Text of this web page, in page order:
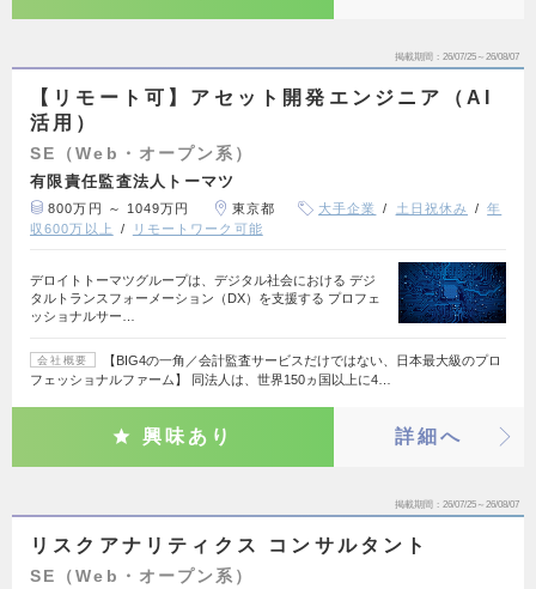
掲載期間 26/07/25～26/08/07
【リモート可】アセット開発エンジニア（AI
活用）
SE（Web・オープン系）
有限責任監査法人トーマツ
800万円 ～ 1049万円 東京都 大手企業 土日祝休み
年
収600万以上
リモートワーク可能
デロイトトーマツグループは、デジタル社会における デジ
タルトランスフォーメーション（DX）を支援する プロフェ
ッショナルサー…
会社概要
【BIG4の一角／会計監査サービスだけではない、日本最大級のプロ
フェッショナルファーム】 同法人は、世界150ヵ国以上に4…
興味あり 詳細へ
掲載期間 26/07/25～26/08/07
リスクアナリティクス コンサルタント
SE（Web・オープン系）